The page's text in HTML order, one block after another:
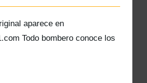
aparece en
Todo bombero conoce los